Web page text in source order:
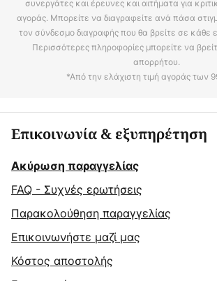
συνεργάτες και έρευνες και αιτήματα για
αγοράς. Μπορείτε να διαγραφείτε ανά πάσα
τον σύνδεσμο διαγραφής που θα βρείτε σε κάθε
Περισσότερες πληροφορίες μπορείτε να
απορρήτου.
*Από την ελάχιστη τιμή αγοράς των
Επικοινωνία & εξυπηρέτηση
Ακύρωση παραγγελίας
FAQ - Συχνές ερωτήσεις
Παρακολούθηση παραγγελίας
Επικοινωνήστε μαζί μας
Κόστος αποστολής